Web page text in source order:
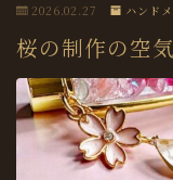
Journal
Contact
Collection
2026.02.27 ハンド
桜の制作の空